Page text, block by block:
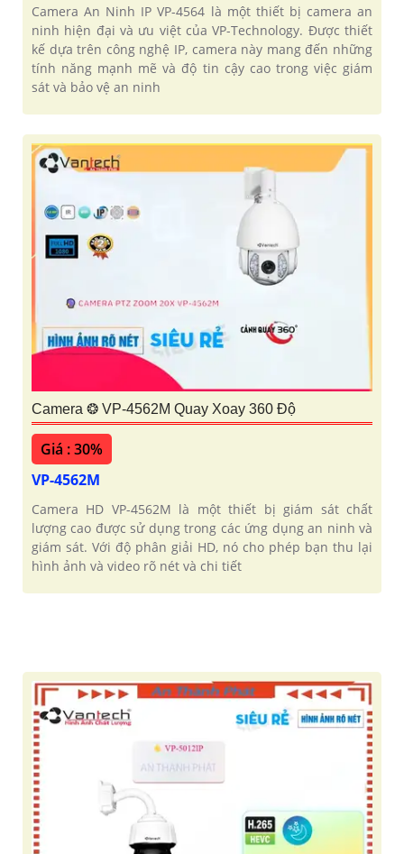
Camera An Ninh IP VP-4564 là một thiết bị camera an
ninh hiện đại và ưu việt của VP-Technology. Được thiết
kế dựa trên công nghệ IP, camera này mang đến những
tính năng mạnh mẽ và độ tin cậy cao trong việc giám
sát và bảo vệ an ninh
Camera ❂ VP-4562M Quay Xoay 360 Độ
Giá : 30%
VP-4562M
Camera HD VP-4562M là một thiết bị giám sát chất
lượng cao được sử dụng trong các ứng dụng an ninh và
giám sát. Với độ phân giải HD, nó cho phép bạn thu lại
hình ảnh và video rõ nét và chi tiết